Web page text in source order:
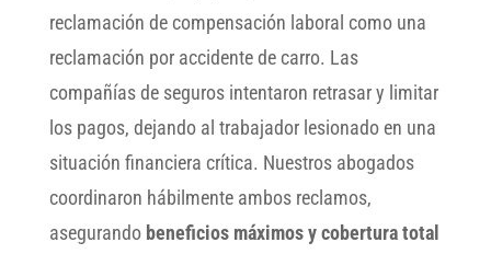
reclamación de compensación laboral como una
reclamación por accidente de carro. Las
compañías de seguros intentaron retrasar y limitar
los pagos, dejando al trabajador lesionado en una
situación financiera crítica. Nuestros abogados
coordinaron hábilmente ambos reclamos,
asegurando beneficios máximos y cobertura total